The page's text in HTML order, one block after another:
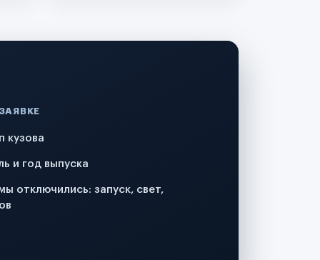
кузова
и год выпуска
отключились: запуск, свет,